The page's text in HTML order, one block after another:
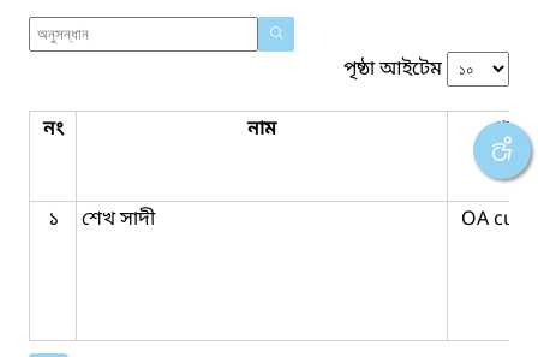
পৃষ্ঠা আইটেম
নং নাম পদবি
১ শেখ সাদী OA cum